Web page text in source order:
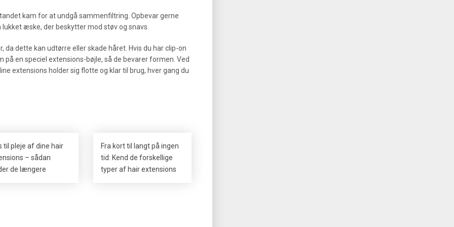
kam for at undgå sammenfiltring. Opbevar gerne
æske, der beskytter mod støv og snavs.
da dette kan udtørre eller skade håret. Hvis du har clip-on
en speciel extensions-bøjle, så de bevarer formen. Ved
extensions holder sig flotte og klar til brug, hver gang du
til pleje af dine hair
– sådan
de længere
Fra kort til langt på ingen
tid: Kend de forskellige
typer af hair extensions